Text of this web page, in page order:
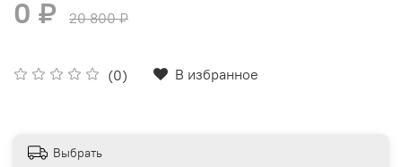
(0) В избранное
0 ₽ 20 800 ₽
Выбрать